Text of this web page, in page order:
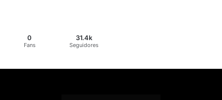
0
Fans
31.4k
Seguidores